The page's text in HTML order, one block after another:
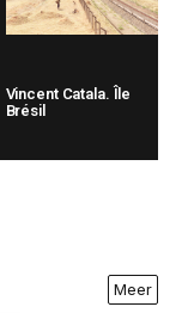
Vincent Catala. Île
Brésil
Meer